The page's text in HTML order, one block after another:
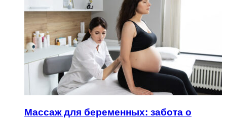
Массаж для беременных: забота о